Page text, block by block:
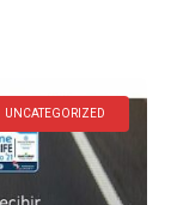
UNCATEGORIZED